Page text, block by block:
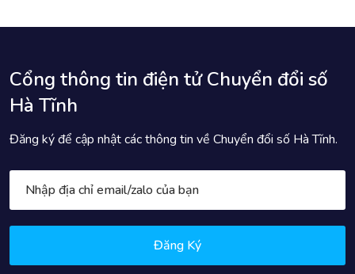
Cổng thông tin điện tử Chuyển đổi số
Hà Tĩnh
Đăng ký để cập nhật các thông tin về Chuyển đổi số Hà Tĩnh.
Đăng Ký